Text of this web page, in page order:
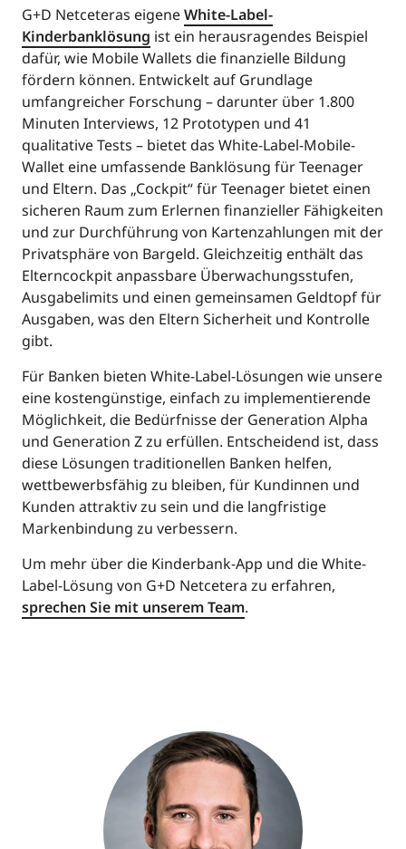
G+D Netceteras eigeneWhite-Label-
Kinderbanklösung ist ein herausragendes Beispiel
dafür, wie Mobile Wallets die finanzielle Bildung
fördern können. Entwickelt auf Grundlage
umfangreicher Forschung – darunter über 1.800
Minuten Interviews, 12 Prototypen und 41
qualitative Tests – bietet das White-Label-Mobile-
Wallet eine umfassende Banklösung für Teenager
und Eltern. Das „Cockpit“ für Teenager bietet einen
sicheren Raum zum Erlernen finanzieller Fähigkeiten
und zur Durchführung von Kartenzahlungen mit der
Privatsphäre von Bargeld. Gleichzeitig enthält das
Elterncockpit anpassbare Überwachungsstufen,
Ausgabelimits und einen gemeinsamen Geldtopf für
Ausgaben, was den Eltern Sicherheit und Kontrolle
gibt.
Für Banken bieten White-Label-Lösungen wie unsere
eine kostengünstige, einfach zu implementierende
Möglichkeit, die Bedürfnisse der Generation Alpha
und Generation Z zu erfüllen. Entscheidend ist, dass
diese Lösungen traditionellen Banken helfen,
wettbewerbsfähig zu bleiben, für Kundinnen und
Kunden attraktiv zu sein und die langfristige
Markenbindung zu verbessern.
Um mehr über die Kinderbank-App und die White-
Label-Lösung von G+D Netcetera zu erfahren,
sprechen Sie mit unserem Team.